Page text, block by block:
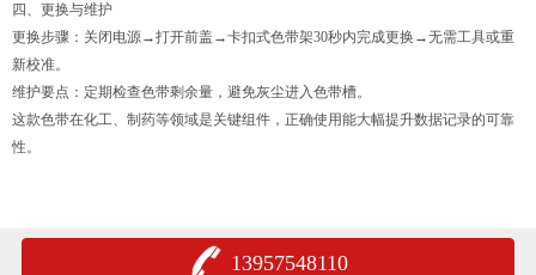
四、更换与维护
更换步骤‌：关闭电源→打开前盖→卡扣式色带架30秒内完成更换→无需工具或重
新校准。
维护要点‌：定期检查色带剩余量，避免灰尘进入色带槽。
这款色带在化工、制药等领域是关键组件，正确使用能大幅提升数据记录的可靠
性。
13957548110